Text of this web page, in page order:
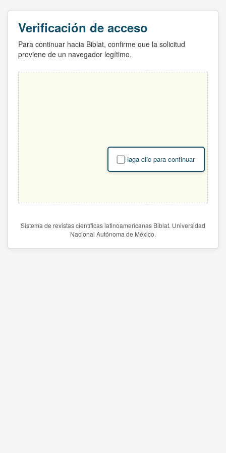
Verificación de acceso
Para continuar hacia Biblat, confirme que la solicitud
proviene de un navegador legítimo.
Haga clic para continuar
Sistema de revistas científicas latinoamericanas Biblat. Universidad
Nacional Autónoma de México.